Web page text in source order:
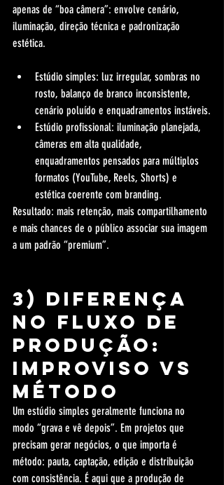
apenas de “boa câmera”: envolve cenário,
iluminação, direção técnica e padronização
estética.
Estúdio simples: luz irregular, sombras no
rosto, balanço de branco inconsistente,
cenário poluído e enquadramentos instáveis.
Estúdio profissional: iluminação planejada,
câmeras em alta qualidade,
enquadramentos pensados para múltiplos
formatos (YouTube, Reels, Shorts) e
estética coerente com branding.
Resultado: mais retenção, mais compartilhamento
e mais chances de o público associar sua imagem
a um padrão “premium”.
3) Diferença
no fluxo de
produção:
improviso vs
método
Um estúdio simples geralmente funciona no
modo “grava e vê depois”. Em projetos que
precisam gerar negócios, o que importa é
método: pauta, captação, edição e distribuição
com consistência. É aqui que a produção de